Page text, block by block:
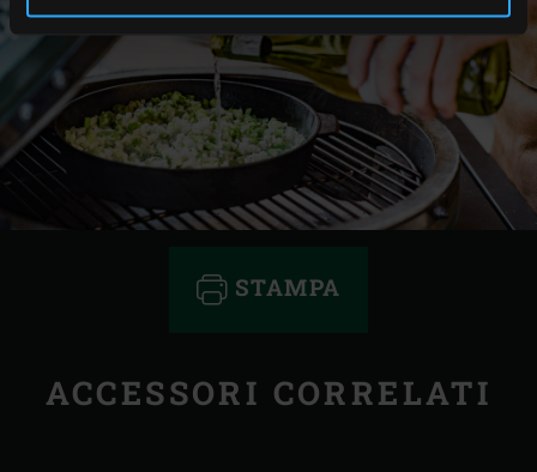
STAMPA
ACCESSORI CORRELATI